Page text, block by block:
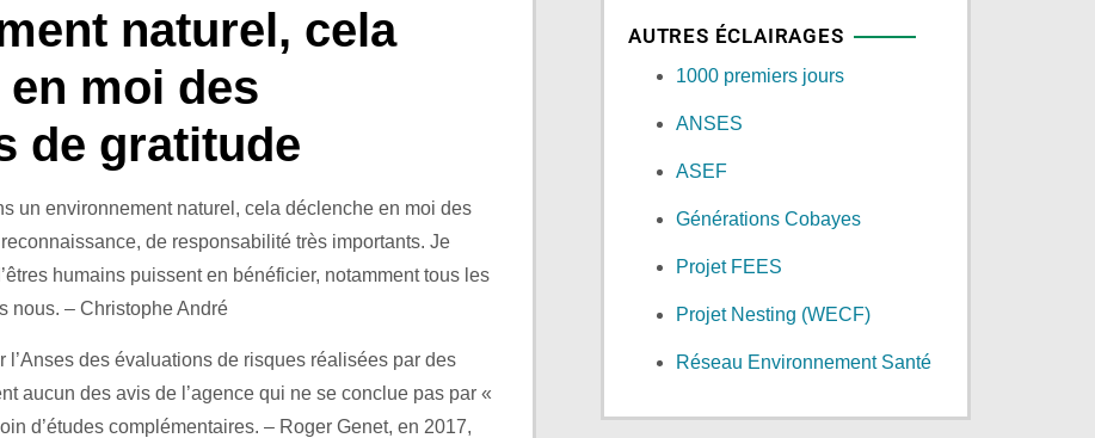
naturel, cela
moi des
de gratitude
un environnement naturel, cela déclenche en moi des
de responsabilité très importants. Je
humains puissent en bénéficier, notamment tous les
nous. – Christophe André
l’Anses des évaluations de risques réalisées par des
aucun des avis de l’agence qui ne se conclue pas par «
d’études complémentaires. – Roger Genet, en 2017,
AUTRES ÉCLAIRAGES
1000 premiers jours
ANSES
ASEF
Générations Cobayes
Projet FEES
Projet Nesting (WECF)
Réseau Environnement Santé